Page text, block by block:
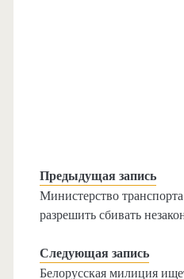
Предыдущая запись
Министерство
разрешить сбивать
Следующая запись
Белорусская милиция